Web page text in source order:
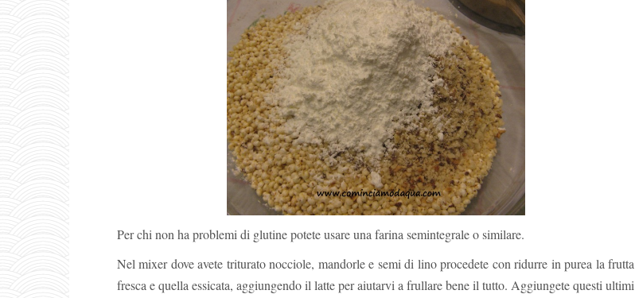
Per chi non ha problemi di glutine potete usare una farina semintegrale o similare.
Nel mixer dove avete triturato nocciole, mandorle e semi di lino procedete con ridurre in purea la frutta
fresca e quella essicata, aggiungendo il latte per aiutarvi a frullare bene il tutto. Aggiungete questi ultimi